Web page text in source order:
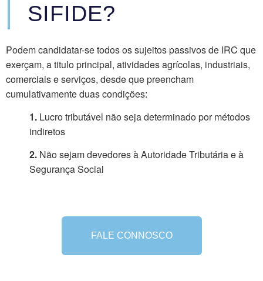
SIFIDE?
Podem candidatar-se todos os sujeitos passivos de IRC que
exerçam, a titulo principal, atividades agrícolas, industriais,
comerciais e serviços, desde que preencham
cumulativamente duas condições:
1. Lucro tributável não seja determinado por métodos
indiretos
2. Não sejam devedores à Autoridade Tributária e à
Segurança Social
FALE CONNOSCO